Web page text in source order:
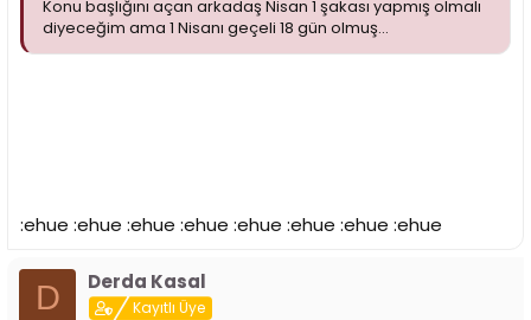
Konu başlığını açan arkadaş Nisan 1 şakası yapmış olmalı
diyeceğim ama 1 Nisanı geçeli 18 gün olmuş...
:ehue :ehue :ehue :ehue :ehue :ehue :ehue :ehue
D Derda Kasal
Kayıtlı Üye